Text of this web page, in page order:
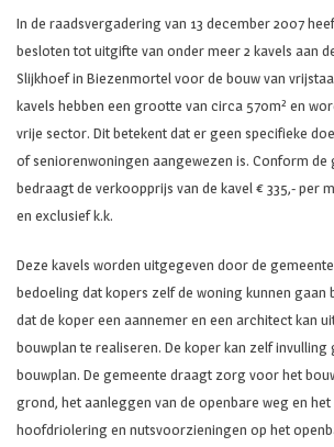
In de raadsvergadering van 13 december 2007
besloten tot uitgifte van onder meer 2 kavels aan
Slijkhoef in Biezenmortel voor de bouw van
kavels hebben een grootte van circa 570m² en
vrije sector. Dit betekent dat er geen specifieke
of seniorenwoningen aangewezen is. Conform de
bedraagt de verkoopprijs van de kavel € 335,- per
en exclusief k.k.
Deze kavels worden uitgegeven door de
bedoeling dat kopers zelf de woning kunnen gaan
dat de koper een aannemer en een architect kan
bouwplan te realiseren. De koper kan zelf invulling
bouwplan. De gemeente draagt zorg voor het
grond, het aanleggen van de openbare weg en het
hoofdriolering en nutsvoorzieningen op het